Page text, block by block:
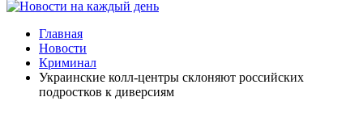
Главная
Новости
Криминал
Украинские колл-центры склоняют российских
подростков к диверсиям